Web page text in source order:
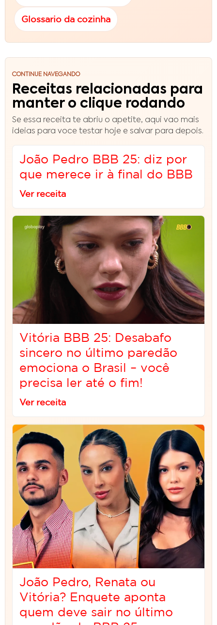
Glossario da cozinha
CONTINUE NAVEGANDO
Receitas relacionadas para
manter o clique rodando
Se essa receita te abriu o apetite, aqui vao mais
ideias para voce testar hoje e salvar para depois.
João Pedro BBB 25: diz por
que merece ir à final do BBB
Ver receita
Vitória BBB 25: Desabafo
sincero no último paredão
emociona o Brasil – você
precisa ler até o fim!
Ver receita
João Pedro, Renata ou
Vitória? Enquete aponta
quem deve sair no último